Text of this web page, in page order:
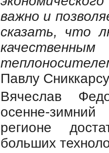
важно и
сказать, что
Павлу
Вячеслав
осенне-
регионе
больших